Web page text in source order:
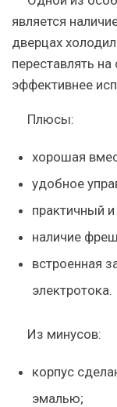
является
дверцах
переставлять
эффективнее
Плюсы:
хорошая
удобное
практичный
наличие
встроенная
электротока.
Из минусов:
корпус
эмалью;